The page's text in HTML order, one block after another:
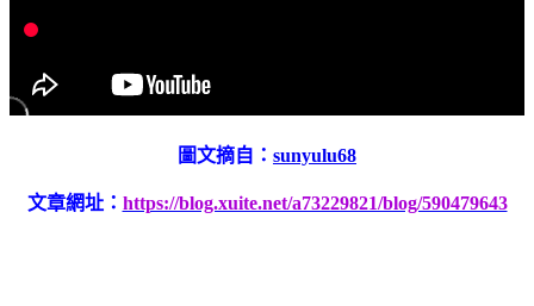
圖文摘自： sunyulu68
文章網址： https://blog.xuite.net/a73229821/blog/590479643